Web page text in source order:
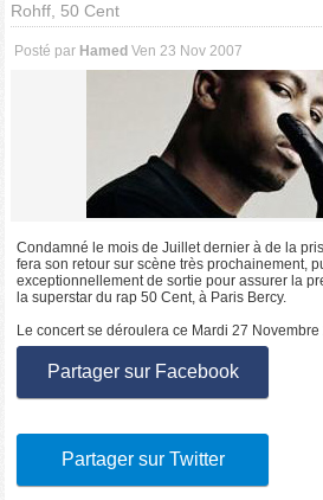
Rohff, 50 Cent
Posté par Hamed Ven 23 Nov 2007
Condamné le mois de Juillet dernier à de la
fera son retour sur scène très prochainement,
exceptionnellement de sortie pour assurer la
la superstar du rap 50 Cent, à Paris Bercy.
Le concert se déroulera ce Mardi 27 Novembre
Partager sur Facebook
Partager sur Twitter